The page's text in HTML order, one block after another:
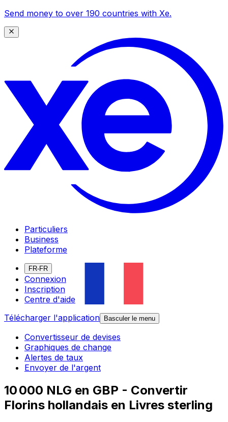
Send money to over 190 countries with Xe.
Particuliers
Business
Plateforme
FR-FR
Connexion
Inscription
Centre d'aide
Télécharger l'application
Basculer le menu
Convertisseur de devises
Graphiques de change
Alertes de taux
Envoyer de l'argent
10 000 NLG en GBP - Convertir
Florins hollandais en Livres sterling